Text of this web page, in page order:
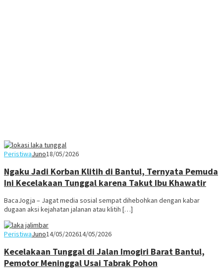
PeristiwaJuno18/05/2026
Ngaku Jadi Korban Klitih di Bantul, Ternyata Pemuda
Ini Kecelakaan Tunggal karena Takut Ibu Khawatir
BacaJogja – Jagat media sosial sempat dihebohkan dengan kabar
dugaan aksi kejahatan jalanan atau klitih […]
PeristiwaJuno14/05/202614/05/2026
Kecelakaan Tunggal di Jalan Imogiri Barat Bantul,
Pemotor Meninggal Usai Tabrak Pohon